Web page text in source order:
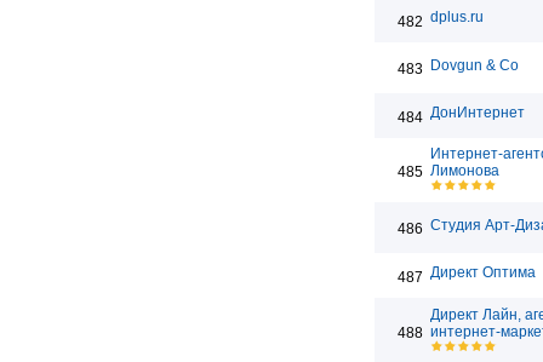
482 dplus.ru
483 Dovgun & Co
484 ДонИнтернет
485
Интернет-
Лимонова
486 Студия Арт-
487 Директ Оптима
488
Директ Лайн,
интернет-